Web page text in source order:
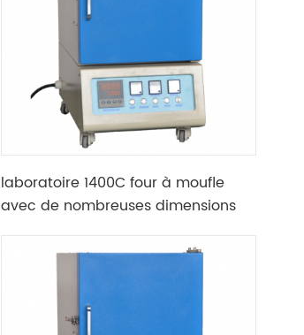
laboratoire 1400C four à moufle
avec de nombreuses dimensions